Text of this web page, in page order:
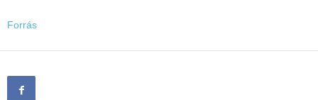
Forrás